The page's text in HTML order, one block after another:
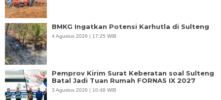
BMKG Ingatkan Potensi Karhutla di Sulteng
4 Agustus 2026 | 17:25 WIB
Pemprov Kirim Surat Keberatan soal Sulteng
Batal Jadi Tuan Rumah FORNAS IX 2027
3 Agustus 2026 | 10:48 WIB